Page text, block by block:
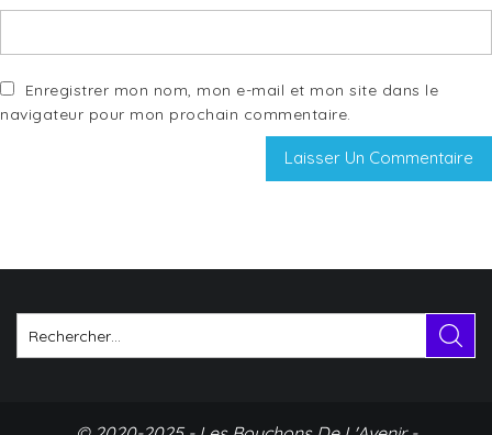
Enregistrer mon nom, mon e-mail et mon site dans le
navigateur pour mon prochain commentaire.